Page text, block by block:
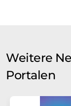
Weitere
Portalen